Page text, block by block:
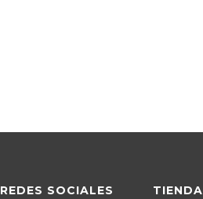
REDES SOCIALES TIENDA